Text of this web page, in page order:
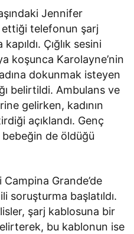
Jennifer
telefonun şarj
Çığlık sesini
koşunca Karolayne’nin
dokunmak isteyen
belirtildi. Ambulans ve
gelirken, kadının
açıklandı. Genç
bebeğin de öldüğü
Campina Grande’de
soruşturma başlatıldı.
şarj kablosuna bir
bu kablonun ise